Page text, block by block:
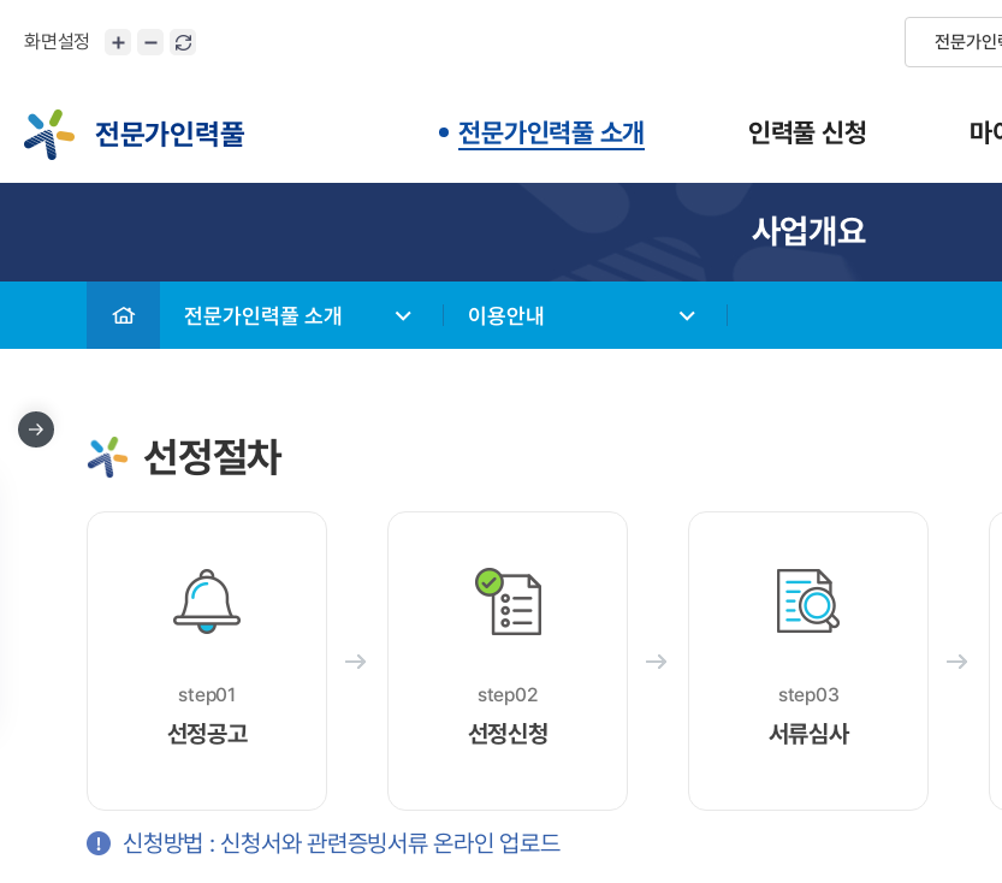
화면설정
전문가인력풀 전문가인력풀 소개 인력풀 신청 마
사업개요
전문가인력풀 소개 이용안내
선정절차
step01
선정공고
step02
선정신청
step03
서류심사
신청방법 : 신청서와 관련증빙서류 온라인 업로드